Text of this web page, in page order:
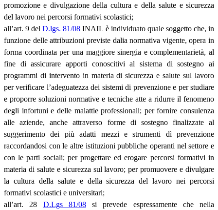
promozione e divulgazione della cultura e della salute e sicurezza
del lavoro nei percorsi formativi scolastici;
all’art. 9 delD.lgs. 81/08 INAIL è individuato quale soggetto che, in
funzione delle attribuzioni previste dalia normativa vigente, opera in
forma coordinata per una maggiore sinergia e complementarietà, al
fine di assicurare apporti conoscitivi al sistema di sostegno ai
programmi di intervento in materia di sicurezza e salute sul lavoro
per verificare l’adeguatezza dei sistemi di prevenzione e per studiare
e proporre soluzioni normative e tecniche atte a ridurre il fenomeno
degli infortuni e delle malattie professionali; per fornire consulenza
alle aziende, anche attraverso forme di sostegno finalizzate al
suggerimento dei più adatti mezzi e strumenti dì prevenzione
raccordandosi con le altre istituzioni pubbliche operanti nel settore e
con le parti sociali; per progettare ed erogare percorsi formativi in
materia di salute e sicurezza sul lavoro; per promuovere e divulgare
la cultura della salute e della sicurezza del lavoro nei percorsi
formativi scolastici e universitari;
all’art. 28 D.Lgs 81/08si prevede espressamente che nella